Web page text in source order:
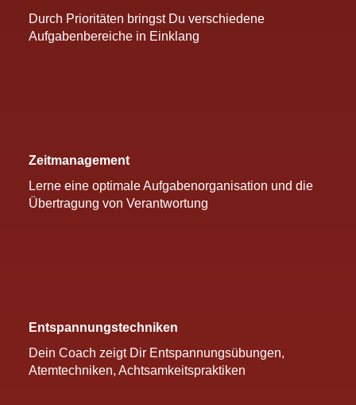
Durch Prioritäten bringst Du verschiedene
Aufgabenbereiche in Einklang
Zeitmanagement
Lerne eine optimale Aufgabenorganisation und die
Übertragung von Verantwortung
Entspannungstechniken
Dein Coach zeigt Dir Entspannungsübungen,
Atemtechniken, Achtsamkeitspraktiken